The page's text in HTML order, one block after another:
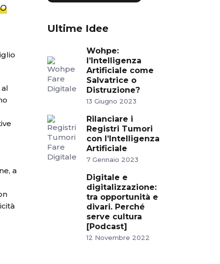
a
Ultime Idee
Wohpe:
l’Intelligenza
Artificiale come
Salvatrice o
Distruzione?
13 Giugno 2023
Rilanciare i
Registri Tumori
con l’Intelligenza
Artificiale
7 Gennaio 2023
Digitale e
digitalizzazione:
tra opportunità e
divari. Perché
serve cultura
[Podcast]
12 Novembre 2022